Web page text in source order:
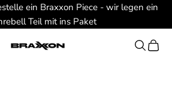
ein Braxxon Piece - wir legen ein
Teil mit ins Paket
Braxxon Suchen